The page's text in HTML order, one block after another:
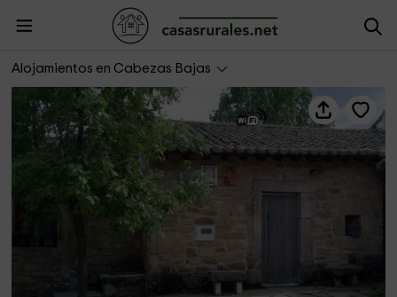
Alojamientos en Cabezas Bajas
Vivegredos / Casa Tía Clotilde